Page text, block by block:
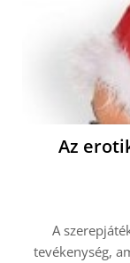
Az
A
tevékenység,